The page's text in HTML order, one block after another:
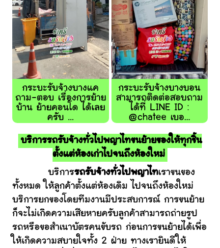
กระบะรับจ้างบางแค
ถาม-ตอบ เรื่องการย้าย
บ้าน ย้ายคอนโด ได้เลย
ครับ ...
กระบะรับจ้างบางบอน
สามารถติดต่อสอบถาม
ได้ที่ LINE ID :
@chatee เบอ...
บริการรถรับจ้างทั่วไปพญาไทขนย้ายของให้ทุกชิ้น
ตั้งแต่ห้องเก่าไปจนถึงห้องใหม่
บริการรถรับจ้างทั่วไปพญาไทเราขนของ
ทั้งหมด ให้ลูกค้าตั้งแต่ห้องเดิม ไปจนถึงห้องใหม่
บริการยกของโดยทีมงานมีประสบการณ์ การขนย้าย
ก็จะไม่เกิดความเสียหายครับลูกค้าสามารถถ่ายรูป
รถหรือขอสำเนาบัตรคนขับรถ ก่อนการขนย้ายได้เพื่อ
ให้เกิดความสบายใจทั้ง 2 ฝ่าย ทางเรายินดีให้